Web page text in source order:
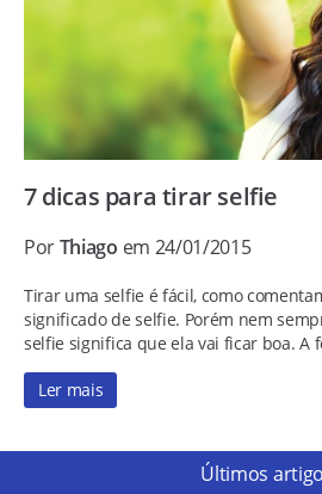
7 dicas para tirar selfie
PorThiago em 24/01/2015
Tirar uma selfie é fácil, como
significado de selfie. Porém nem
selfie significa que ela vai ficar boa. A
Ler mais
Últimos